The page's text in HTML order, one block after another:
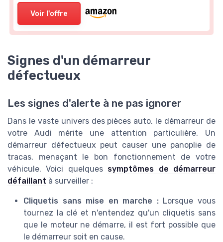
Voir l'offre
Signes d'un démarreur
défectueux
Les signes d'alerte à ne pas ignorer
Dans le vaste univers des pièces auto, le démarreur de
votre Audi mérite une attention particulière. Un
démarreur défectueux peut causer une panoplie de
tracas, menaçant le bon fonctionnement de votre
véhicule. Voici quelques symptômes de démarreur
défaillant à surveiller :
Cliquetis sans mise en marche :Lorsque vous
tournez la clé et n'entendez qu'un cliquetis sans
que le moteur ne démarre, il est fort possible que
le démarreur soit en cause.